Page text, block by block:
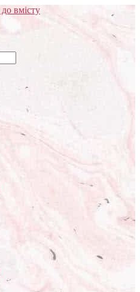
вмісту